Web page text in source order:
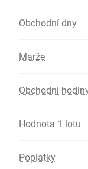
Obchodní dny
Marže
Obchodní
Hodnota 1 lotu
Poplatky